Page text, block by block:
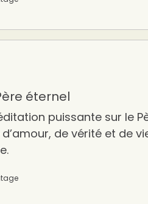
éternel
puissante sur le
de vérité et de